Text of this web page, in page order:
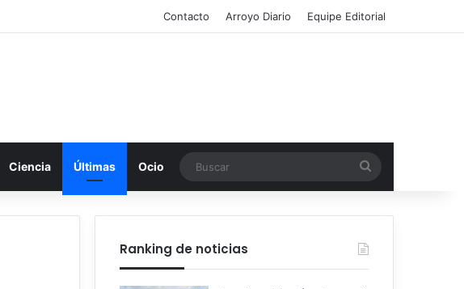
Contacto Arroyo Diario Equipe Editorial
Ciencia Últimas Ocio
Ranking de noticias